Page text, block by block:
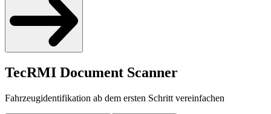
TecRMI Document Scanner
Fahrzeugidentifikation ab dem ersten Schritt vereinfachen